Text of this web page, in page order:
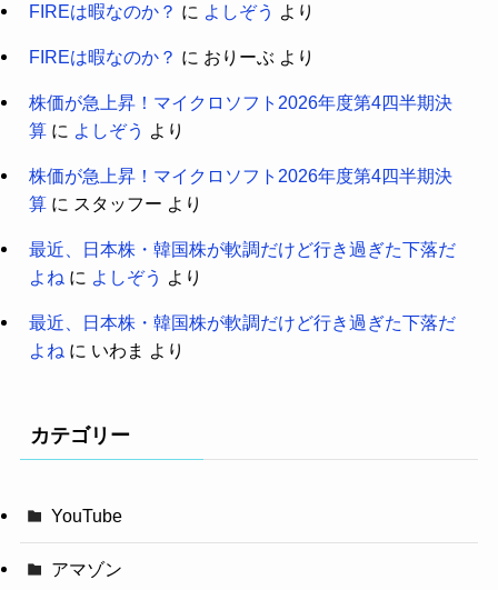
FIREは暇なのか？ に よしぞう より
FIREは暇なのか？ に おりーぶ より
株価が急上昇！マイクロソフト2026年度第4四半期決
算に よしぞう より
株価が急上昇！マイクロソフト2026年度第4四半期決
算に スタッフー より
最近、日本株・韓国株が軟調だけど行き過ぎた下落だ
よね に よしぞう より
最近、日本株・韓国株が軟調だけど行き過ぎた下落だ
よね に いわま より
カテゴリー
YouTube
アマゾン